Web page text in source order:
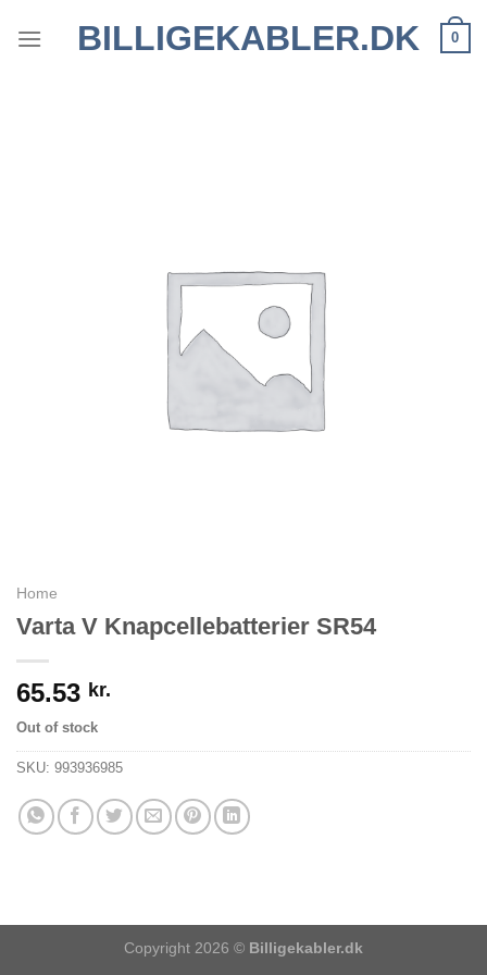
BILLIGEKABLER.DK 0
Home
Varta V Knapcellebatterier SR54
65.53 kr.
Out of stock
SKU: 993936985
Copyright 2026 © Billigekabler.dk